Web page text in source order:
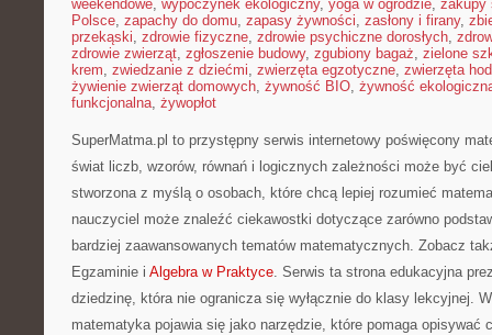
weekendowe, wypoczynek ekologiczny, yoga w ogrodzie, zakupy
Polsce, zapachy do domu, zapasy żywności, zasłony i firany,
przekąski, zdrowie fizyczne, zdrowie psychiczne dorosłych,
zdrowie zwierząt, zgłoszenie budowy, zgubiony bagaż, zielone
krem, zwiedzanie z dziećmi, zwierzęta egzotyczne, zwierzęta
żywienie zwierząt domowych, żywność BIO, żywność
funkcjonalna, żywopłot
SuperMatma.pl to przystępny serwis internetowy poświęcony
świat liczb, wzorów, równań i logicznych zależności może być
stworzona z myślą o osobach, które chcą lepiej rozumieć
nauczyciel może znaleźć ciekawostki dotyczące zarówno
bardziej zaawansowanych tematów matematycznych. Zobacz
Egzaminie i Algebra w Praktyce. Serwis ta strona edukacyjna
dziedzinę, która nie ogranicza się wyłącznie do klasy lekcyjnej.
matematyka pojawia się jako narzędzie, które pomaga opisywać